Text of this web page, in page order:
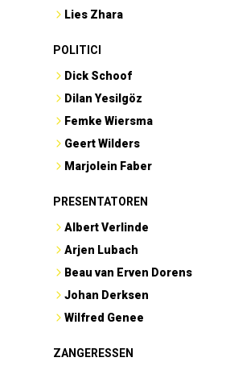
Lies Zhara
POLITICI
Dick Schoof
Dilan Yesilgöz
Femke Wiersma
Geert Wilders
Marjolein Faber
PRESENTATOREN
Albert Verlinde
Arjen Lubach
Beau van Erven Dorens
Johan Derksen
Wilfred Genee
ZANGERESSEN